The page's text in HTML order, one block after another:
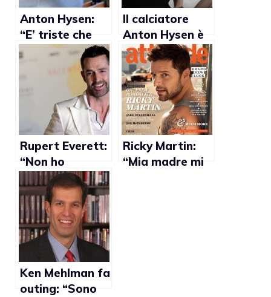
Anton Hysen:
“E’ triste che
nessuno abbia il
fegato di fare
coming out”
Il calciatore
Anton Hysen è
gay
Rupert Everett:
“Non ho
lavorato più ad
Hollywood
dopo aver fatto
coming out”
Ricky Martin:
“Mia madre mi
Ken Mehlman fa
outing: “Sono